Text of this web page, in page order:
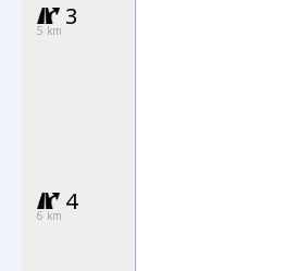
3
5 km
4
6 km